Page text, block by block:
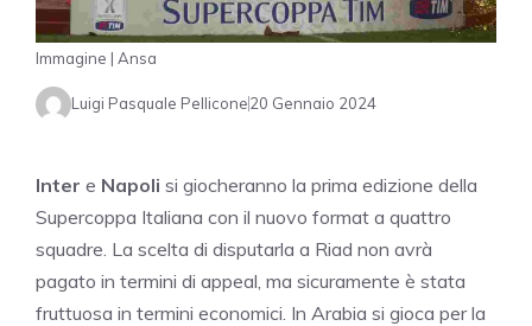
Immagine | Ansa
Luigi Pasquale Pellicone20 Gennaio 2024
Inter e Napoli si giocheranno la prima edizione della
Supercoppa Italiana con il nuovo format a quattro
squadre. La scelta di disputarla a Riad non avrà
pagato in termini di appeal, ma sicuramente è stata
fruttuosa in termini economici. In Arabia si gioca per la